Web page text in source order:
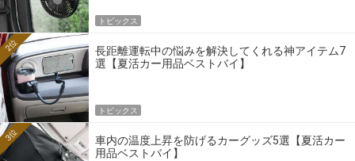
トピックス
長距離運転中の悩みを解決してくれる神アイテム7
選【夏活カー用品ベストバイ】
2位
トピックス
車内の温度上昇を防げるカーグッズ5選【夏活カー
用品ベストバイ】
3位